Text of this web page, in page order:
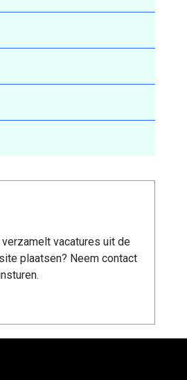
vacatures uit de
plaatsen? Neem contact